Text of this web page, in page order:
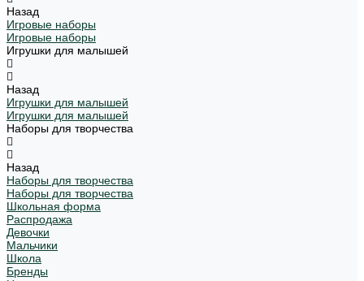
Назад
Игровые наборы
Игровые наборы
Игрушки для малышей
Назад
Игрушки для малышей
Игрушки для малышей
Наборы для творчества
Назад
Наборы для творчества
Наборы для творчества
Школьная форма
Распродажа
Девочки
Мальчики
Школа
Бренды